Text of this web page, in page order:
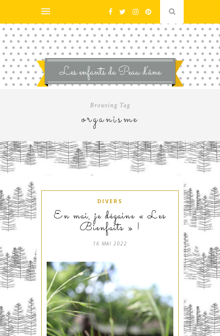
Browsing Tag
organisme
DIVERS
En mai, je dégaine « Les
Bienfaits » !
16 MAI 2022